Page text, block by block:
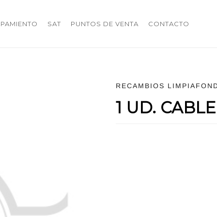
SAT PUNTOS DE VENTA CONTACTO
RECAMBIOS
1 UD.